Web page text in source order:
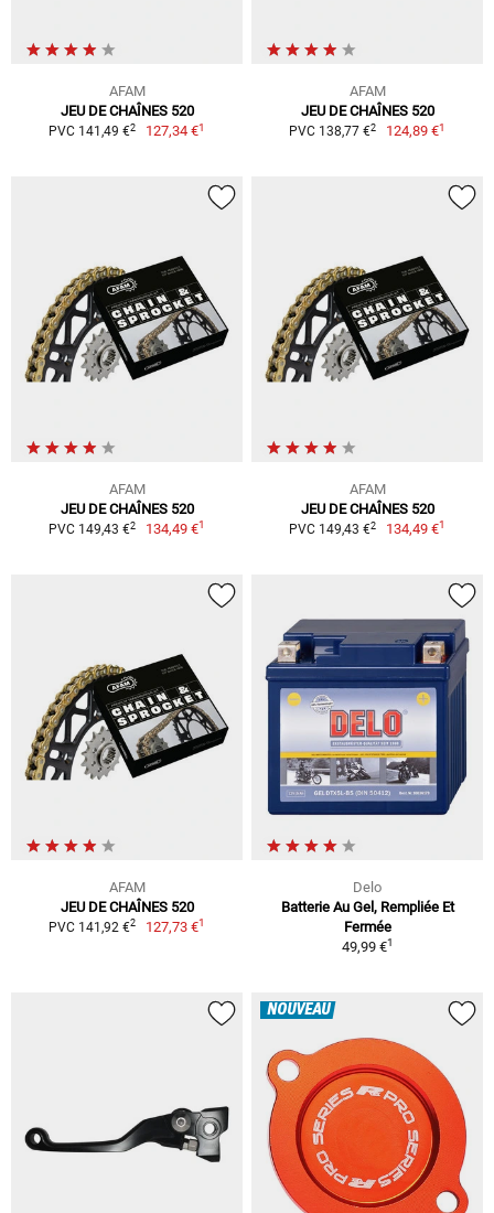
AFAM
JEU DE CHAÎNES 520
PVC 141,49 €2 127,34 €1
AFAM
JEU DE CHAÎNES 520
PVC 138,77 €2 124,89 €1
AFAM
JEU DE CHAÎNES 520
PVC 149,43 €2 134,49 €1
AFAM
JEU DE CHAÎNES 520
PVC 149,43 €2 134,49 €1
AFAM
JEU DE CHAÎNES 520
PVC 141,92 €2 127,73 €1
Delo
Batterie Au Gel, Rempliée Et
Fermée
49,99 €1
NOUVEAU